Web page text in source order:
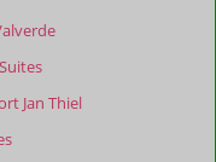
Jan Thiel